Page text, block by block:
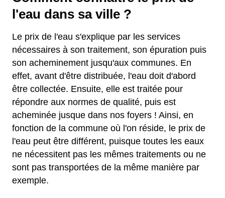
l'eau dans sa ville ?
Le prix de l'eau s'explique par les services
nécessaires à son traitement, son épuration puis
son acheminement jusqu'aux communes. En
effet, avant d'être distribuée, l'eau doit d'abord
être collectée. Ensuite, elle est traitée pour
répondre aux normes de qualité, puis est
acheminée jusque dans nos foyers ! Ainsi, en
fonction de la commune où l'on réside, le prix de
l'eau peut être différent, puisque toutes les eaux
ne nécessitent pas les mêmes traitements ou ne
sont pas transportées de la même manière par
exemple.